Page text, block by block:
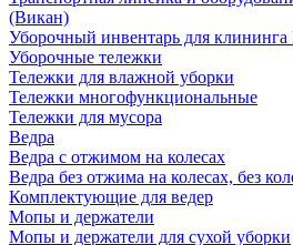
(Викан)
Уборочный инвентарь для
Уборочные тележки
Тележки для влажной уборки
Тележки многофункциональные
Тележки для мусора
Ведра
Ведра с отжимом на колесах
Ведра без отжима на колесах, без
Комплектующие для ведер
Мопы и держатели
Мопы и держатели для сухой уборки